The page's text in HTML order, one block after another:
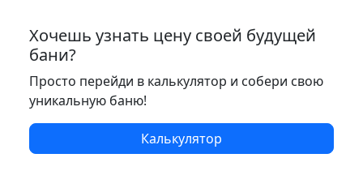
Хочешь узнать цену своей будущей
бани?
Просто перейди в калькулятор и собери свою
уникальную баню!
Калькулятор